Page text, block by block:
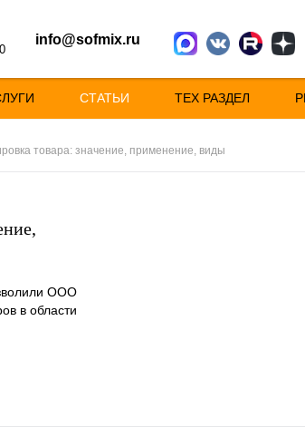
info@sofmix.ru
СТАТЬИ ТЕХ РАЗДЕЛ
товара: значение, применение, виды
ООО
в области